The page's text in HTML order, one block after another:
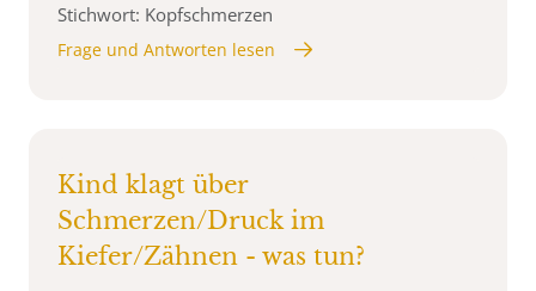
Stichwort: Kopfschmerzen
Frage und Antworten lesen
Kind klagt über
Schmerzen/Druck im
Kiefer/Zähnen - was tun?